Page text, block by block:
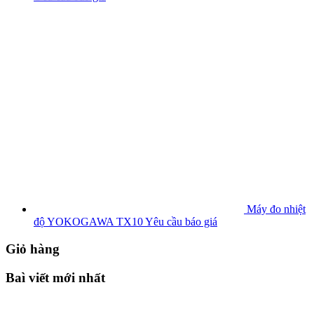
Máy đo nhiệt
độ YOKOGAWA TX10Yêu cầu báo giá
Giỏ hàng
Baì viết mới nhất